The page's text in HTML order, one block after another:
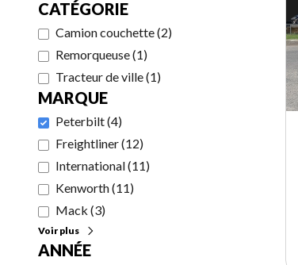
CATÉGORIE
Camion couchette(2)
Remorqueuse(1)
Tracteur de ville(1)
MARQUE
Peterbilt(4)
Freightliner(12)
International(11)
Kenworth(11)
Mack (3)
Voir plus
ANNÉE